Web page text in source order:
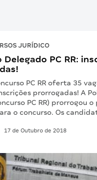
JURÍDICO
Delegado PC RR:
PC RR oferta 35
prorrogadas! A
PC RR) prorrogou
o concurso. Os
17 de Outubro de 2018